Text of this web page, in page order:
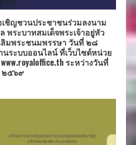
ชิญชวนประชาชนร่วมลงนาม
พระบาทสมเด็จพระเจ้าอยู่หัว
ลิมพระชนมพรรษา วันที่ ๒๘
ระบบออนไลน์ ที่เว็บไซต์หน่วย
ระหว่างวันที่
๒๕๖๙